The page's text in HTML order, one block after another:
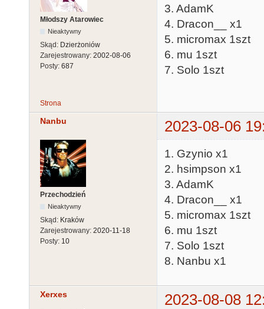
Młodszy Atarowiec
Nieaktywny
Skąd: Dzierżoniów
Zarejestrowany: 2002-08-06
Posty: 687
3. AdamK
4. Dracon__ x1
5. micromax 1szt
6. mu 1szt
7. Solo 1szt
Strona
Nanbu 2023-08-06
Przechodzień
Nieaktywny
Skąd: Kraków
Zarejestrowany: 2020-11-18
Posty: 10
1. Gzynio x1
2. hsimpson x1
3. AdamK
4. Dracon__ x1
5. micromax 1szt
6. mu 1szt
7. Solo 1szt
8. Nanbu x1
Xerxes 2023-08-08